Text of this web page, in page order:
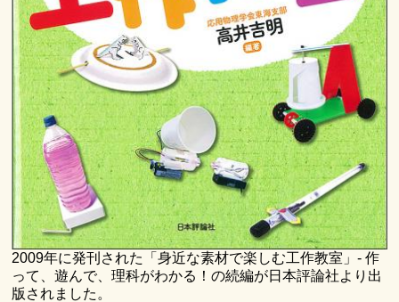
2009年に発刊された「身近な素材で楽しむ工作教室」- 作
って、遊んで、理科がわかる！の続編が日本評論社より出
版されました。